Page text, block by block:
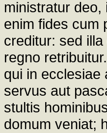
ministratur
enim fides cum
creditur: sed
regno
qui in ecclesiae
servus aut
stultis
domum veniat;